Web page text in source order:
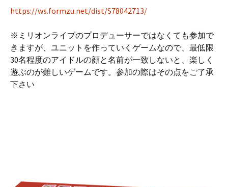
https://ws.formzu.net/dist/S78042713/
※ミリオンライブのプロデューサーではなくても参加で
きますが、ユニットを作っていくゲームなので、最低限
30名程度のアイドルの顔と名前が一致しないと、楽しく
遊ぶのが難しいゲームです。参加の際はその点をご了承
下さい